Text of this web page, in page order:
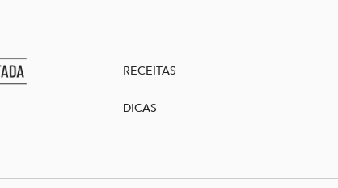
RECEITAS
DICAS